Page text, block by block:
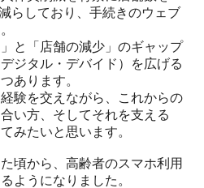
らしており、手続きのウェブ
と「店舗の減少」のギャップ
ジタル・デバイド）を広げる
あります。
験を交えながら、これからの
い方、そしてそれを支える
みたいと思います。
頃から、高齢者のスマホ利用
ようになりました。